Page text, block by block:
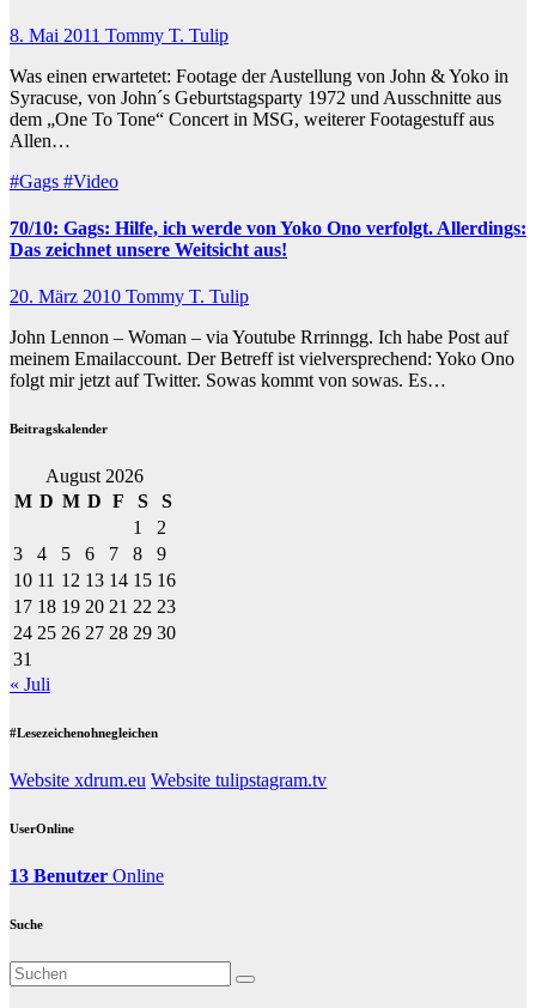
8. Mai 2011 Tommy T. Tulip
Was einen erwartetet: Footage der Austellung von John & Yoko in
Syracuse, von John´s Geburtstagsparty 1972 und Ausschnitte aus
dem „One To Tone“ Concert in MSG, weiterer Footagestuff aus
Allen…
#Gags #Video
70/10: Gags: Hilfe, ich werde von Yoko Ono verfolgt. Allerdings:
Das zeichnet unsere Weitsicht aus!
20. März 2010 Tommy T. Tulip
John Lennon – Woman – via Youtube Rrrinngg. Ich habe Post auf
meinem Emailaccount. Der Betreff ist vielversprechend: Yoko Ono
folgt mir jetzt auf Twitter. Sowas kommt von sowas. Es…
Beitragskalender
August 2026
M D M D F S
S
1
2
3
4 5 6 7 8
9
10 11 12 13 14 15 16
17 18 19 20 21 22 23
24 25 26 27 28 29 30
31
« Juli
#Lesezeichenohnegleichen
Website xdrum.eu Website tulipstagram.tv
UserOnline
13 Benutzer Online
Suche